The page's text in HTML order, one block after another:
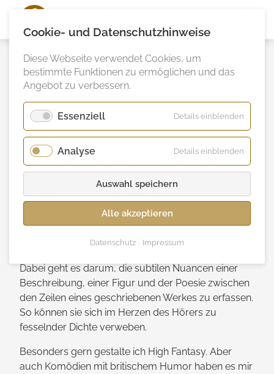
Hörbuchsprecherin
Die Kunst des Erzählens
Jede Geschichte hat ihre einzigartige Schönheit. Ich
liebe es, mich als Sprecherin in fremde Welten zu
Dabei geht es darum, die subtilen Nuancen einer
Beschreibung, einer Figur und der Poesie zwischen
den Zeilen eines geschriebenen Werkes zu erfassen.
So können sie sich im Herzen des Hörers zu
fesselnder Dichte verweben.
Besonders gern gestalte ich High Fantasy. Aber
auch Komödien mit britischem Humor haben es mir
Cookie- und Datenschutzhinweise
Diese Webseite verwendet Cookies, um
bestimmte Funktionen zu ermöglichen und das
Angebot zu verbessern.
Essenziell Details einblenden
Analyse Details einblenden
Analyse
Auswahl speichern
Alle akzeptieren
Datenschutz Impressum